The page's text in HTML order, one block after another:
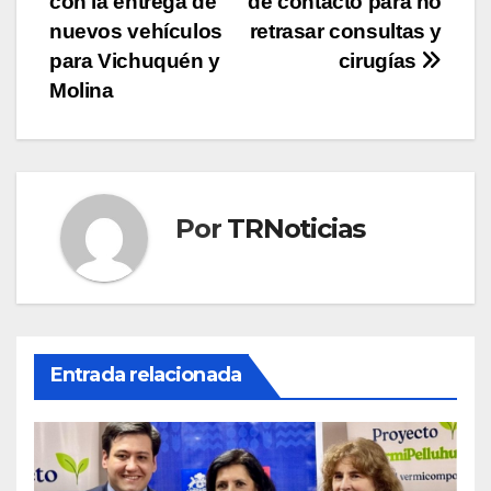
entradas
retrasar consultas y
cirugías
nuevos vehículos
para Vichuquén y
Molina
Por TRNoticias
Entrada relacionada